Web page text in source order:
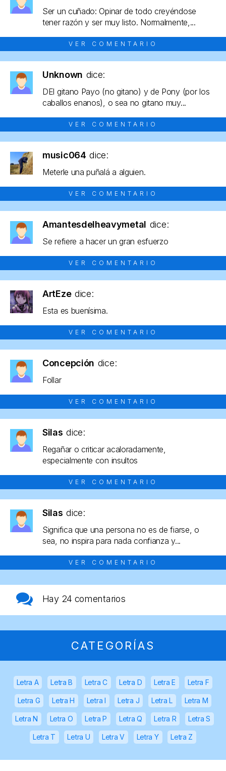
Ser un cuñado: Opinar de todo creyéndose
tener razón y ser muy listo. Normalmente,...
VER COMENTARIO
Unknown dice:
DEl gitano Payo (no gitano) y de Pony (por los
caballos enanos), o sea no gitano muy...
VER COMENTARIO
music064 dice:
Meterle una puñalá a alguien.
VER COMENTARIO
Amantesdelheavymetal dice:
Se refiere a hacer un gran esfuerzo
VER COMENTARIO
ArtEze dice:
Esta es buenísima.
VER COMENTARIO
Concepción dice:
Follar
VER COMENTARIO
Silas dice:
Regañar o criticar acaloradamente,
especialmente con insultos
VER COMENTARIO
Silas dice:
Significa que una persona no es de fiarse, o
sea, no inspira para nada confianza y...
VER COMENTARIO
Hay 24 comentarios
CATEGORÍAS
Letra A Letra B Letra C Letra D Letra E Letra F
Letra G Letra H Letra I Letra J Letra L Letra M
Letra N Letra O Letra P Letra Q Letra R Letra S
Letra T Letra U Letra V Letra Y Letra Z